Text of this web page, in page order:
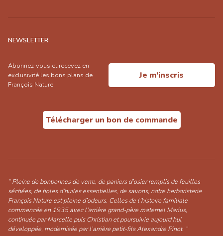
NEWSLETTER
Abonnez-vous et recevez en
exclusivité les bons plans de
François Nature
Je m'inscris
Télécharger un bon de commande
“ Pleine de bonbonnes de verre, de paniers d’osier remplis de feuilles
séchées, de fioles d’huiles essentielles, de savons, notre herboristerie
François Nature est pleine d’odeurs. Celles de l’histoire familiale
commencée en 1935 avec l’arrière grand-père maternel Marius,
continuée par Marcelle puis Christian et poursuivie aujourd’hui,
développée, modernisée par l’arrière petit-fils Alexandre Pinot. ”